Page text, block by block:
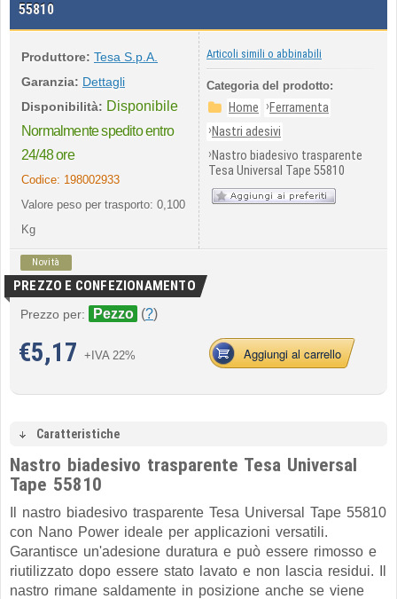
55810
Produttore: Tesa S.p.A.
Garanzia: Dettagli
Disponibilità: Disponibile
Normalmente spedito entro
24/48 ore
Codice: 198002933
Valore peso per trasporto: 0,100
Kg
Articoli simili o abbinabili
Categoria del prodotto:
Home ›Ferramenta
›Nastri adesivi
›Nastro biadesivo trasparente
Tesa Universal Tape 55810
Novità
PREZZO E CONFEZIONAMENTO
Prezzo per: Pezzo (?)
€5,17 +IVA 22% Aggiungi al carrello
Caratteristiche
Nastro biadesivo trasparente Tesa Universal
Tape 55810
Il nastro biadesivo trasparente Tesa Universal Tape 55810
con Nano Power ideale per applicazioni versatili.
Garantisce un'adesione duratura e può essere rimosso e
riutilizzato dopo essere stato lavato e non lascia residui. Il
nastro rimane saldamente in posizione anche se viene